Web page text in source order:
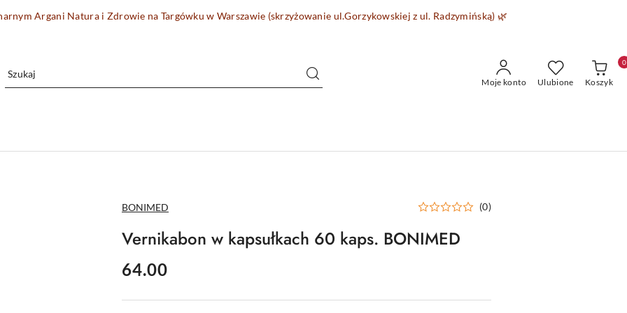
Argani Natura i Zdrowie na Targówku w Warszawie (skrzyżowanie ul.Gorzykowskiej z ul. Radzymińską) 🌿
Moje konto Ulubione Koszyk
0
NAZWA
PRODUCENTA:
BONIMED (0)
Vernikabon w kapsułkach 60 kaps. BONIMED
cena:
64.00